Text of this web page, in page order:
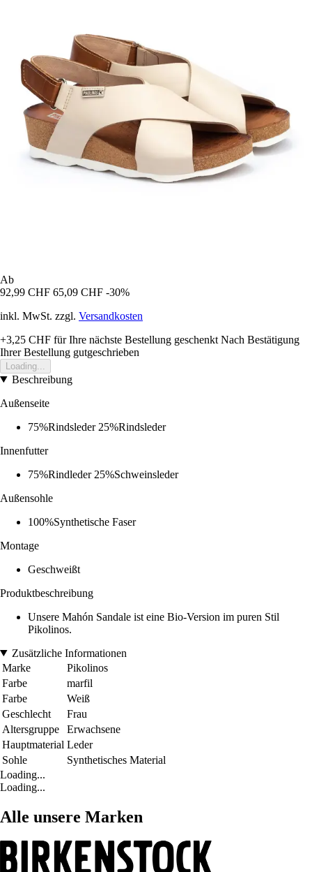
Ab
92,99 CHF 65,09 CHF -30%
inkl. MwSt. zzgl. Versandkosten
+3,25 CHF für Ihre nächste Bestellung geschenkt Nach Bestätigung
Ihrer Bestellung gutgeschrieben
Loading...
Beschreibung
Außenseite
75%Rindsleder 25%Rindsleder
Innenfutter
75%Rindleder 25%Schweinsleder
Außensohle
100%Synthetische Faser
Montage
Geschweißt
Produktbeschreibung
Unsere Mahón Sandale ist eine Bio-Version im puren Stil
Pikolinos.
Zusätzliche Informationen
Marke
Pikolinos
Farbe
marfil
Farbe
Weiß
Geschlecht
Frau
Altersgruppe
Erwachsene
Hauptmaterial Leder
Sohle
Synthetisches Material
Loading...
Loading...
Alle unsere Marken